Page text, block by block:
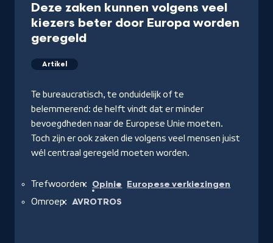
Deze zaken kunnen volgens veel
kiezers beter door Europa worden
geregeld
Artikel
Te bureaucratisch, te onduidelijk of te
belemmerend: de helft vindt dat er minder
bevoegdheden naar de Europese Unie moeten.
Toch zijn er ook zaken die volgens veel mensen juist
wél centraal geregeld moeten worden.
Trefwoorden: Opinie Europese verkiezingen
Omroep: AVROTROS